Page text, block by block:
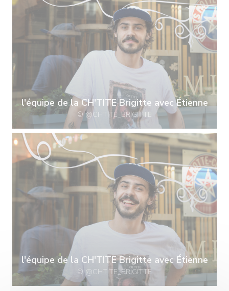
l'équipe de la CH'TITE Brigitte avec Étienne
© @CHTITE_BRIGITTE
l'équipe de la CH'TITE Brigitte avec Étienne
© @CHTITE_BRIGITTE